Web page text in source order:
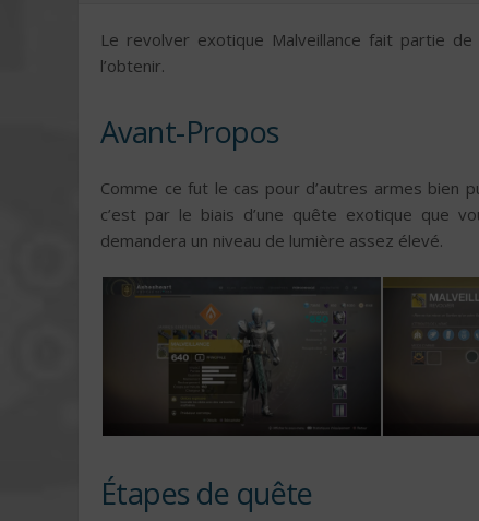
Le revolver exotique Malveillance fait partie
l’obtenir.
Avant-Propos
Comme ce fut le cas pour d’autres armes bien
c’est par le biais d’une quête exotique que
demandera un niveau de lumière assez élevé.
Étapes de quête